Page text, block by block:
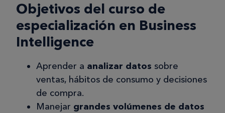
Objetivos del curso de
especialización en Business
Intelligence
Aprender a analizar datos sobre
ventas, hábitos de consumo y decisiones
de compra.
Manejar grandes volúmenes de datos